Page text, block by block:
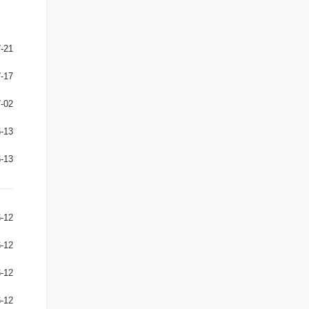
21
17
02
13
13
12
12
12
12